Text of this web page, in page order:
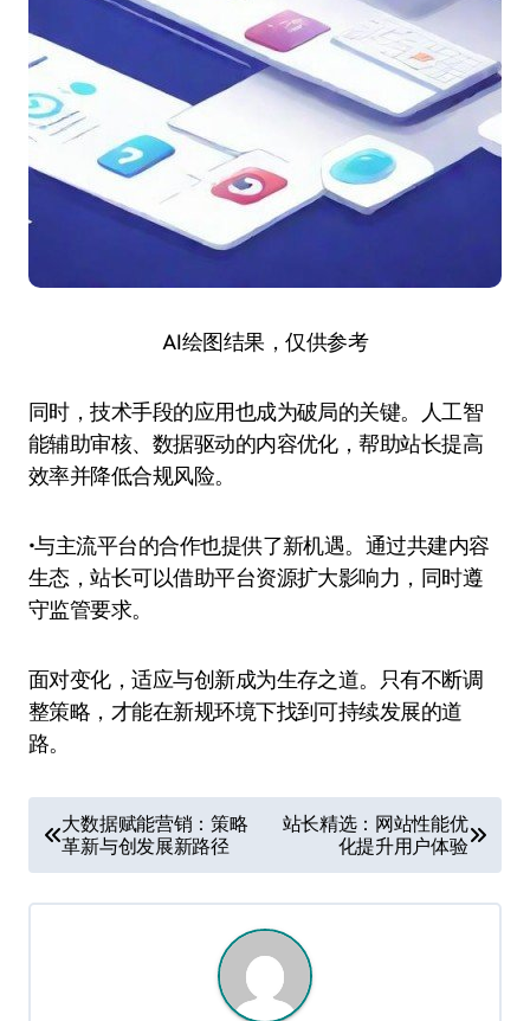
AI绘图结果，仅供参考
同时，技术手段的应用也成为破局的关键。人工智
能辅助审核、数据驱动的内容优化，帮助站长提高
效率并降低合规风险。
•与主流平台的合作也提供了新机遇。通过共建内容
生态，站长可以借助平台资源扩大影响力，同时遵
守监管要求。
面对变化，适应与创新成为生存之道。只有不断调
整策略，才能在新规环境下找到可持续发展的道
路。
章
导
大数据赋能营销：策略
革新与创发展新路径
站长精选：网站性能优
化提升用户体验